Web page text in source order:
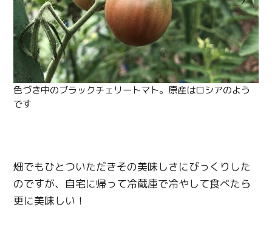
色づき中のブラックチェリートマト。原産はロシアのよう
です
畑でもひとついただきその美味しさにびっくりした
のですが、自宅に帰って冷蔵庫で冷やして食べたら
更に美味しい！